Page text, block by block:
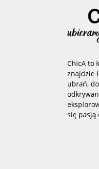
ChicA to
znajdzie
ubrań,
się pasją